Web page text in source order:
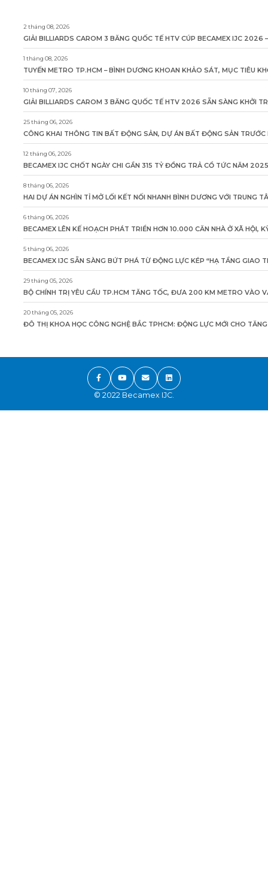
2 tháng 08, 2026
GIẢI BILLIARDS CAROM 3 BĂNG QUỐC TẾ HTV CÚP BECAMEX IJC 2026
1 tháng 08, 2026
TUYẾN METRO TP.HCM – BÌNH DƯƠNG KHOAN KHẢO SÁT, MỤC TIÊU
10 tháng 07, 2026
GIẢI BILLIARDS CAROM 3 BĂNG QUỐC TẾ HTV 2026 SẴN SÀNG KHỞI
25 tháng 06, 2026
CÔNG KHAI THÔNG TIN BẤT ĐỘNG SẢN, DỰ ÁN BẤT ĐỘNG SẢN
12 tháng 06, 2026
BECAMEX IJC CHỐT NGÀY CHI GẦN 315 TỶ ĐỒNG TRẢ CỔ TỨC NĂM 2025
8 tháng 06, 2026
HAI DỰ ÁN NGHÌN TỈ MỞ LỐI KẾT NỐI NHANH BÌNH DƯƠNG VỚI TRUNG
6 tháng 06, 2026
BECAMEX LÊN KẾ HOẠCH PHÁT TRIỂN HƠN 10.000 CĂN NHÀ Ở XÃ
5 tháng 06, 2026
BECAMEX IJC SẴN SÀNG BỨT PHÁ TỪ ĐỘNG LỰC KÉP “HẠ TẦNG GIAO
29 tháng 05, 2026
BỘ CHÍNH TRỊ YÊU CẦU TP.HCM TĂNG TỐC, ĐƯA 200 KM METRO VÀO
20 tháng 05, 2026
ĐÔ THỊ KHOA HỌC CÔNG NGHỆ BẮC TPHCM: ĐỘNG LỰC MỚI CHO
© 2022 Becamex IJC.